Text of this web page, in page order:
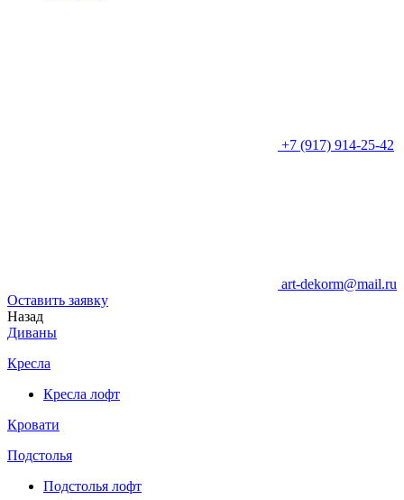
+7 (917) 914-25-42
art-dekorm@mail.ru
Оставить заявку
Назад
Диваны
Кресла
Кресла лофт
Кровати
Подстолья
Подстолья лофт